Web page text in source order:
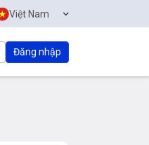
Việt Nam
Đăng nhập